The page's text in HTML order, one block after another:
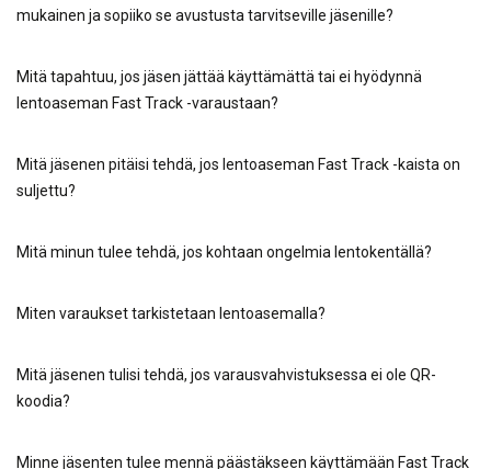
mukainen ja sopiiko se avustusta tarvitseville jäsenille?
Mitä tapahtuu, jos jäsen jättää käyttämättä tai ei hyödynnä
lentoaseman Fast Track -varaustaan?
Mitä jäsenen pitäisi tehdä, jos lentoaseman Fast Track -kaista on
suljettu?
Mitä minun tulee tehdä, jos kohtaan ongelmia lentokentällä?
Miten varaukset tarkistetaan lentoasemalla?
Mitä jäsenen tulisi tehdä, jos varausvahvistuksessa ei ole QR-
koodia?
Minne jäsenten tulee mennä päästäkseen käyttämään Fast Track